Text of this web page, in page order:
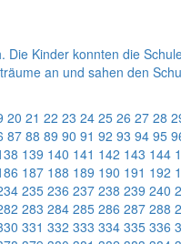
Kinder konnten die
an und sahen den
20 21 22 23 24 25 26 27 28
87 88 89 90 91 92 93 94 95
139 140 141 142 143 144
187 188 189 190 191 192
235 236 237 238 239 240
283 284 285 286 287 288
331 332 333 334 335 336